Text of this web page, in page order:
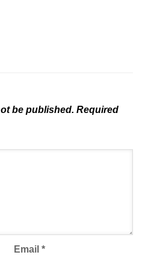
be published. Required
Email*